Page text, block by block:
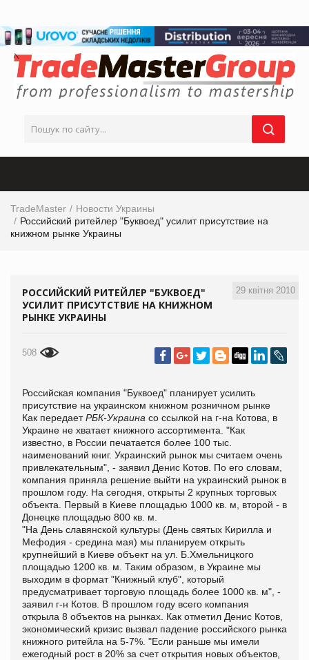
TradeMaster
Новости Украины
Российский ритейлер "Буквоед" усилит присутствие на
книжном рынке Украины
29 квітня 2010
РОССИЙСКИЙ РИТЕЙЛЕР "БУКВОЕД"
УСИЛИТ ПРИСУТСТВИЕ НА КНИЖНОМ
РЫНКЕ УКРАИНЫ
508
Российская компания "Буквоед" планирует усилить
присутствие на украинском книжном розничном рынке
Как передаетРБК-Украина со ссылкой на г-на Котова, в
Украине не хватает книжного ассортимента. "Как
известно, в России печатается более 100 тыс.
наименований книг. Украинский рынок мы считаем очень
привлекательным", - заявил Денис Котов. По его словам,
компания приняла решение выйти на украинский рынок в
прошлом году. На сегодня, открыты 2 крупных торговых
объекта. Первый в Киеве площадью 1000 кв. м, второй - в
Донецке площадью 800 кв. м.
"На День славянской культуры (День святых Кирилла и
Мефодия - средина мая) мы планируем открыть
крупнейший в Киеве объект на ул. Б.Хмельницкого
площадью 1200 кв. м. Таким образом, в Украине мы
выходим в формат "Книжный клуб", который
предусматривает торговую площадь более 1000 кв. м", -
заявил г-н Котов. В прошлом году всего компания
открыла 8 объектов на рынках. Как отметил Денис Котов,
экономический кризис вызвал падение российского рынка
книжного ритейла на 5-7%. "Если раньше мы имели
ежегодный рост в 20% за счет открытия новых объектов,